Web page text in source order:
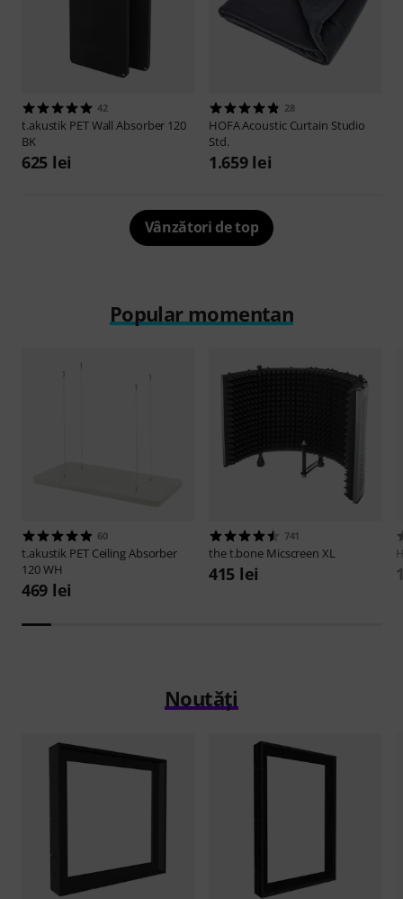
42
t.akustik PET Wall Absorber 120
BK
625 lei
28
HOFAAcoustic Curtain Studio
Std.
1.659 lei
Vânzători de top
Popular momentan
60
t.akustik PET Ceiling Absorber
120 WH
469 lei
741
the t.bone Micscreen XL
415 lei
Noutăți